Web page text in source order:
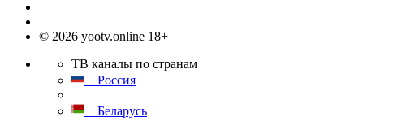
© 2026 yootv.online 18+
ТВ каналы по странам
Россия
Беларусь